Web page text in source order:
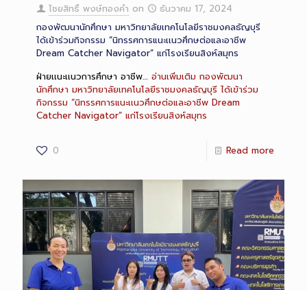
ไชยสิทธิ์ พงษ์ทองคำ on
ธันวาคม 17, 2024
กองพัฒนานักศึกษา มหาวิทยาลัยเทคโนโลยีราชมงคลธัญบุรี
ได้เข้าร่วมกิจกรรม “นิทรรศการแนะเเนวศึกษต่อและอาชีพ
Dream Catcher Navigator” แก่โรงเรียนสิงห์สมุทร
ฝ่ายเเนะเเนวการศึกษา อาชีพ… อ่านเพิ่มเติม กองพัฒนา
นักศึกษา มหาวิทยาลัยเทคโนโลยีราชมงคลธัญบุรี ได้เข้าร่วม
กิจกรรม “นิทรรศการแนะเเนวศึกษต่อและอาชีพ Dream
Catcher Navigator” แก่โรงเรียนสิงห์สมุทร
0 Read more